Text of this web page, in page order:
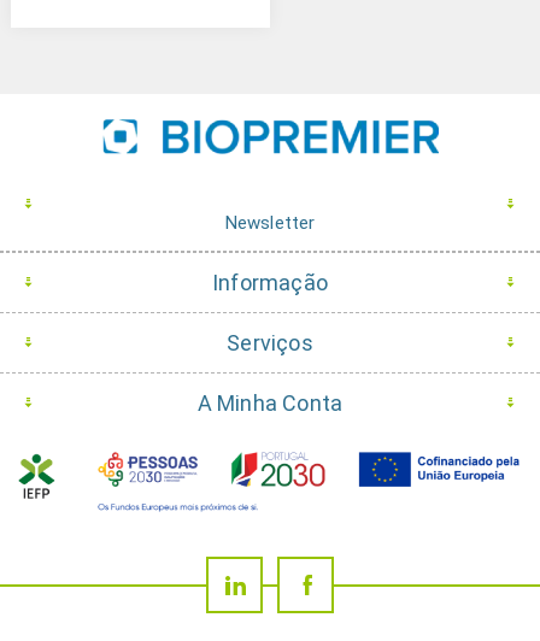
Newsletter
Informação
Serviços
A Minha Conta